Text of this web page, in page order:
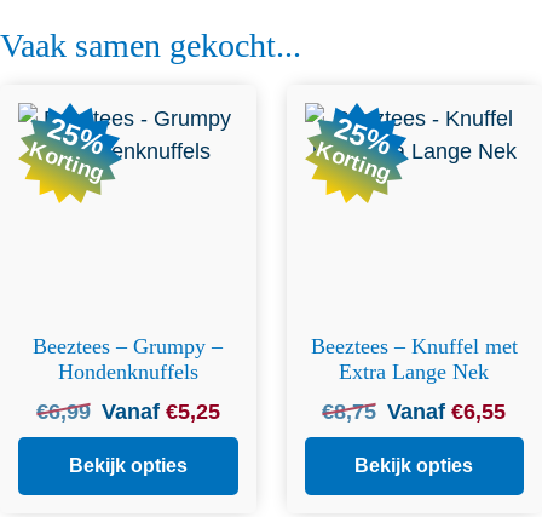
Vaak samen gekocht...
25%
Korting
Beeztees – Grumpy –
Hondenknuffels
€6,99 Oorspronkelijke
prijs
was:
€6,99.
Vanaf €5,25Huidige
prijs
€5,25
Bekijk opties
Dit product heeft
meerdere variaties. Deze
optie kan gekozen worden
op de productpagina
25%
Korting
Beeztees – Knuffel met
Extra Lange Nek
€8,75 Oorspronkelijke
prijs
was:
€8,75.
Vanaf €6,55
prijs
€
Bekijk opties